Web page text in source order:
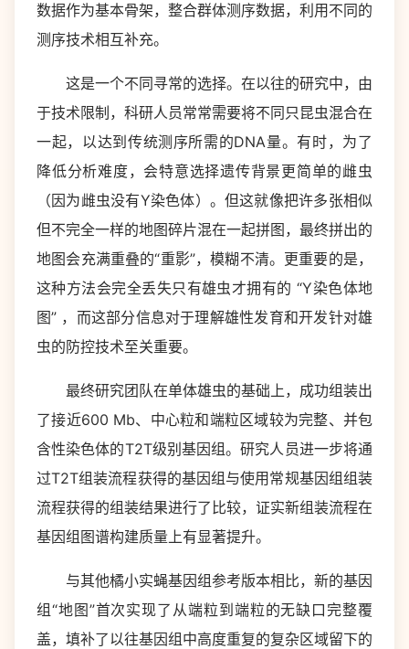
数据作为基本骨架，整合群体测序数据，利用不同的
测序技术相互补充。
这是一个不同寻常的选择。在以往的研究中，由
于技术限制，科研人员常常需要将不同只昆虫混合在
一起，以达到传统测序所需的DNA量。有时，为了
降低分析难度，会特意选择遗传背景更简单的雌虫
（因为雌虫没有Y染色体）。但这就像把许多张相似
但不完全一样的地图碎片混在一起拼图，最终拼出的
地图会充满重叠的“重影”，模糊不清。更重要的是，
这种方法会完全丢失只有雄虫才拥有的 “Y染色体地
图” ，而这部分信息对于理解雄性发育和开发针对雄
虫的防控技术至关重要。
最终研究团队在单体雄虫的基础上，成功组装出
了接近600 Mb、中心粒和端粒区域较为完整、并包
含性染色体的T2T级别基因组。研究人员进一步将通
过T2T组装流程获得的基因组与使用常规基因组组装
流程获得的组装结果进行了比较，证实新组装流程在
基因组图谱构建质量上有显著提升。
与其他橘小实蝇基因组参考版本相比，新的基因
组“地图”首次实现了从端粒到端粒的无缺口完整覆
盖，填补了以往基因组中高度重复的复杂区域留下的